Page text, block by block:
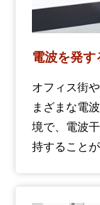
電波を発す
オフィス街
まざまな電
境で、電波
持することが